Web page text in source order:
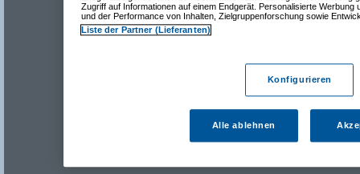
Zugriff auf Informationen auf einem Endgerät. Personalisierte Werbung
und der Performance von Inhalten, Zielgruppenforschung sowie
Liste der Partner (Lieferanten)
Konfigurieren
Alle ablehnen